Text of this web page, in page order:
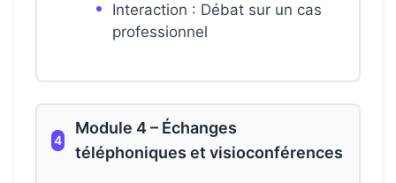
Interaction : Débat sur un cas
professionnel
4
Module 4 – Échanges
téléphoniques et visioconférences